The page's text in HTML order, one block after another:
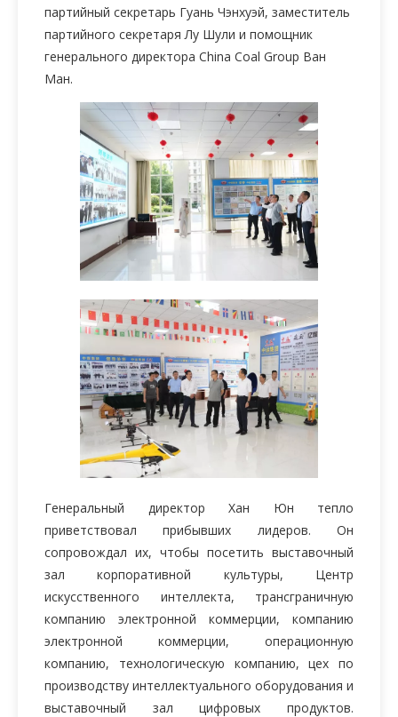
партийный секретарь Гуань Чэнхуэй, заместитель
партийного секретаря Лу Шули и помощник
генерального директора China Coal Group Ван
Ман.
Генеральный директор Хан Юн тепло
приветствовал прибывших лидеров. Он
сопровождал их, чтобы посетить выставочный
зал корпоративной культуры, Центр
искусственного интеллекта, трансграничную
компанию электронной коммерции, компанию
электронной коммерции, операционную
компанию, технологическую компанию, цех по
производству интеллектуального оборудования и
выставочный зал цифровых продуктов.